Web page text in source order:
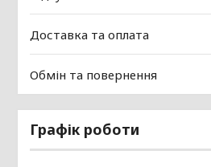
Доставка та оплата
Обмін та повернення
Графік роботи